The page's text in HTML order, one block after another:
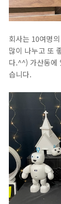
회사는 10여명
많이 나누고 또
다.^^) 가산동에
습니다.